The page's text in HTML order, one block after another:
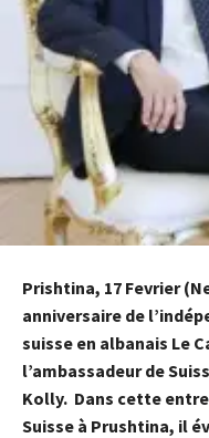
Prishtina, 17 Fevrier
anniversaire de
suisse en albanais Le
l’ambassadeur de
Kolly. Dans cette
Suisse à Prushtina, il